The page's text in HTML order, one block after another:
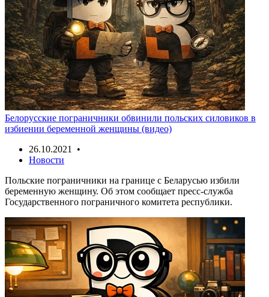
Белорусские пограничники обвинили польских силовиков в
избиении беременной женщины (видео)
26.10.2021 •
Новости
Польские пограничники на границе с Беларусью избили
беременную женщину. Об этом сообщает пресс-служба
Государственного пограничного комитета республики.